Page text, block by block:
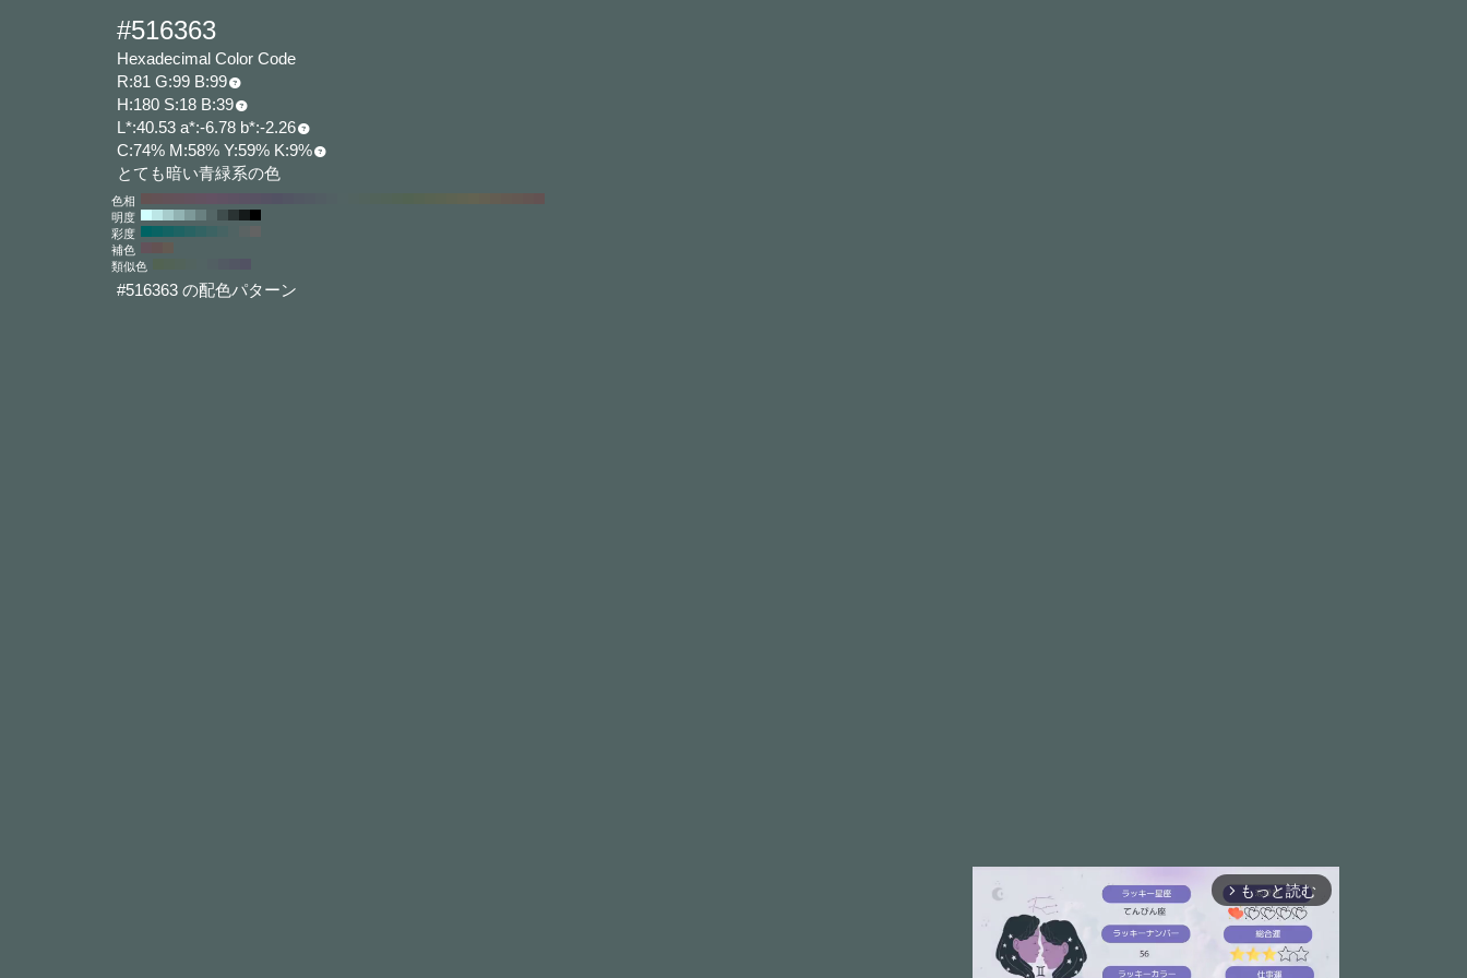
#516363
Hexadecimal Color Code
R:81 G:99 B:99
H:180 S:18 B:39
L*:40.53 a*:-6.78 b*:-2.26
C:74% M:58% Y:59% K:9%
とても暗い青緑系の色
色相
明度
彩度
補色
類似色
#516363 の配色パターン
arrow_forward_ios もっと読む